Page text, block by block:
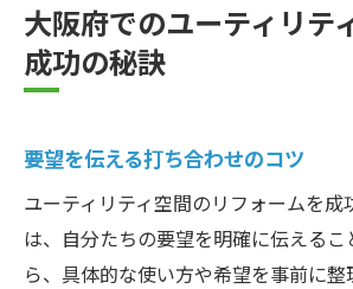
大阪府でのユーティリテ
成功の秘訣
要望を伝える打ち合わせのコツ
ユーティリティ空間のリフォームを成
は、自分たちの要望を明確に伝えるこ
ら、具体的な使い方や希望を事前に